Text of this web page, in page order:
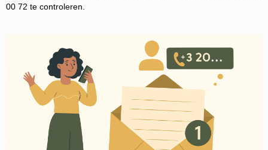
00 72 te controleren.